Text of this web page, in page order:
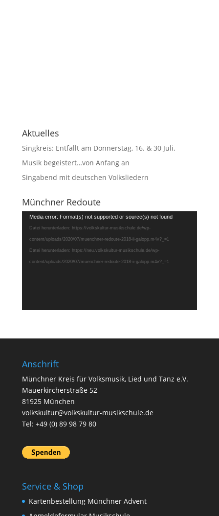
Aktuelles
Singkreis: Entfällt am Donnerstag, 16. & 30 Juli.
Musik begeistert…von Anfang an
Singabend mit deutschen Volksliedern
Münchner Redoute
Video-
Player
Media error: Format(s) not supported or source(s) not found
Datei herunterladen: https://volkskultur-musikschule.de/wp-
content/uploads/2020/07/muenchner-redoute-2018-ii-galopp.m4v?_=1
Datei herunterladen: https://neu.volkskultur-musikschule.de/wp-
content/uploads/2020/07/muenchner-redoute-2018-ii-galopp.m4v?_=1
Anschrift
Münchner Kreis für Volksmusik, Lied und Tanz e.V.
Mauerkircherstraße 52
81925 München
volkskultur@volkskultur-musikschule.de
Tel: +49 (0) 89 98 79 80
Service & Shop
Kartenbestellung Münchner Advent